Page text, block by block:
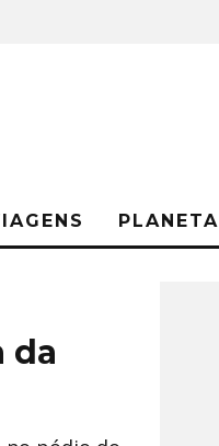
PLANETA
da